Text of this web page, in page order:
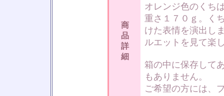
商
品
詳
細
オレンジ色のくち
重さ１７０ｇ。く
けた表情を演出し
ルエットを見て楽
箱の中に保存して
もありません。
ご希望の方には、